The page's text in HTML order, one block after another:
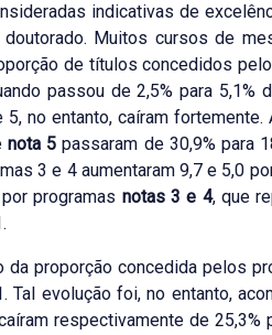
indicativas de
Muitos cursos de
de títulos concedidos
passou de 2,5% para
no entanto, caíram
nota 5passaram de 30,9% para
3 e 4 aumentaram 9,7 e 5,0
programas notas 3 e 4, que
da proporção concedida pelos
evolução foi, no entanto,
respectivamente de 25,3%